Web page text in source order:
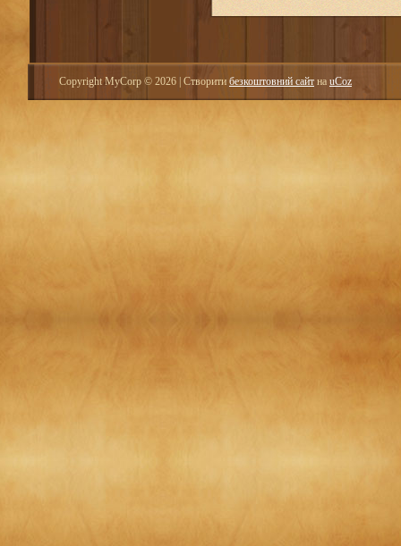
Copyright MyCorp © 2026 Створити безкоштовний сайт на uCoz